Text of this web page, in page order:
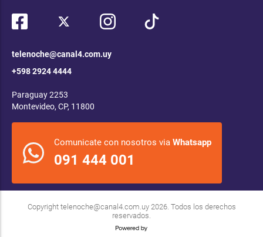
telenoche@canal4.com.uy
+598 2924 4444
Paraguay 2253
Montevideo, CP, 11800
Comunicate con nosotros via Whatsapp
091 444 001
Copyright telenoche@canal4.com.uy2026. Todos los derechos
reservados.